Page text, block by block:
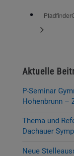
Aktuelle
P-Seminar
Hohenbrunn –
Thema und
Dachauer
Neue